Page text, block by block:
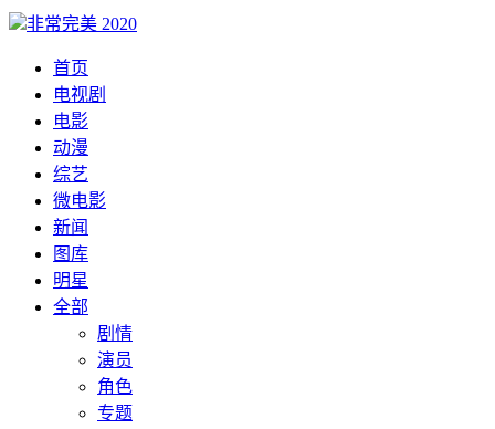
非常完美 2020
首页
电视剧
电影
动漫
综艺
微电影
新闻
图库
明星
全部
剧情
演员
角色
专题